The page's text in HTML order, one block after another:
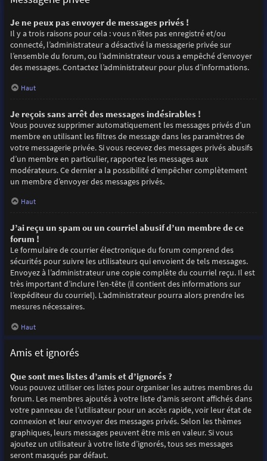
Je ne peux pas envoyer de messages privés !
Il y a trois raisons pour cela : vous n’êtes pas enregistré et/ou
connecté, l’administrateur a désactivé la messagerie privée sur
l’ensemble du forum, ou l’administrateur vous a empêché d’envoyer
des messages. Contactez l’administrateur pour plus d’informations.
Haut
Je reçois sans arrêt des messages indésirables !
Vous pouvez supprimer automatiquement les messages privés d’un
membre en utilisant les filtres de message dans les paramètres de
votre messagerie privée. Si vous recevez des messages privés abusifs
d’un membre en particulier, rapportez les messages aux
modérateurs. Ce dernier a la possibilité d’empêcher complètement
un membre d’envoyer des messages privés.
Haut
J’ai reçu un spam ou un courriel abusif d’un membre de ce
forum !
Le formulaire de courrier électronique du forum comprend des
sécurités pour suivre les utilisateurs qui envoient de tels messages.
Envoyez à l’administrateur une copie complète du courriel reçu. Il est
très important d’inclure l’en-tête (il contient des informations sur
l’expéditeur du courriel). L’administrateur pourra alors prendre les
mesures nécessaires.
Haut
Amis et ignorés
Que sont mes listes d’amis et d’ignorés ?
Vous pouvez utiliser ces listes pour organiser les autres membres du
forum. Les membres ajoutés à votre liste d’amis seront affichés dans
votre panneau de l’utilisateur pour un accès rapide, voir leur état de
connexion et leur envoyer des messages privés. Selon les thèmes
graphiques, leurs messages peuvent être mis en valeur. Si vous
ajoutez un utilisateur à votre liste d’ignorés, tous ses messages
seront masqués par défaut.